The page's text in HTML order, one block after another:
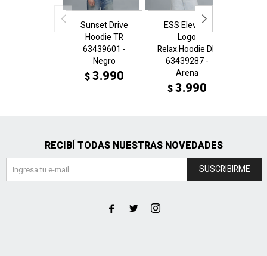
Sunset Drive
Hoodie TR
63439601 -
Negro
$3.990
ESS Elev.Cat
Logo
Relax.Hoodie DK
63439287 -
Arena
$3.990
RECIBÍ TODAS NUESTRAS NOVEDADES
SUSCRIBIRME
  